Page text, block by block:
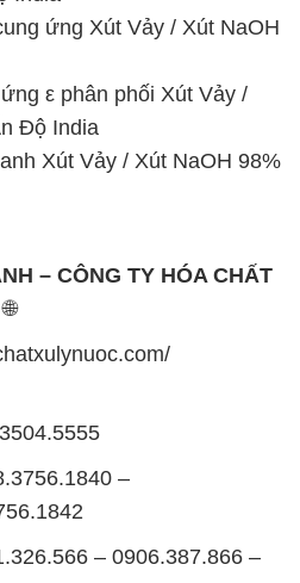
Xút Vảy / Xút NaOH 98%
– CÔNG TY HÓA CHẤT